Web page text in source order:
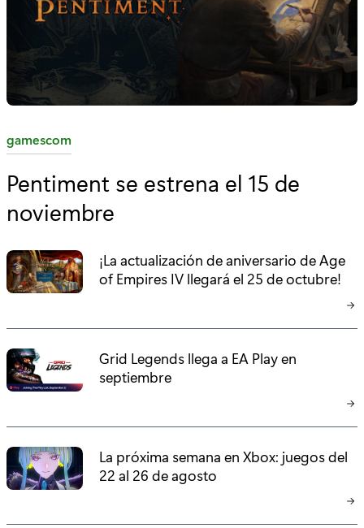
C
t
g
o
r
í
gamescom
Pentiment se estrena el 15 de
noviembre
¡La actualización de aniversario de Age
of Empires IV llegará el 25 de octubre!
Grid Legends llega a EA Play en
septiembre
La próxima semana en Xbox: juegos del
22 al 26 de agosto